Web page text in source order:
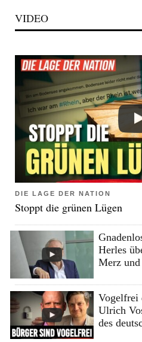
VIDEO
DIE LAGE DER NATION
Stoppt die grünen Lügen
Herles
Merz
Vogelfrei
Ulrich
des